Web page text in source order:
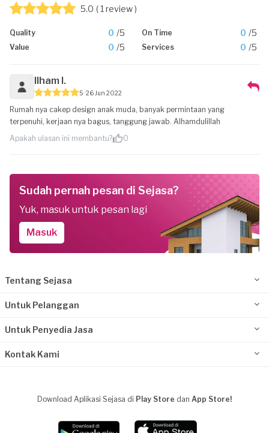
5.0 ( 1 review )
Quality 0 /5 On Time 0 /5
Value 0 /5 Services 0 /5
Ilham I.
5 26 Jun 2022
Rumah nya cakep design anak muda, banyak permintaan yang
terpenuhi, kerjaan nya bagus, tanggung jawab. Alhamdulillah
Apakah ulasan ini membantu?
0
Sudah pernah pesan di Sejasa?
Yuk, masuk untuk pesan lagi
Masuk
Tentang Sejasa
Untuk Pelanggan
Untuk Penyedia Jasa
Kontak Kami
Download Aplikasi Sejasa di Play Store dan App Store!